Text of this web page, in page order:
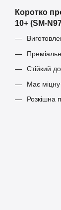
Коротко
10+ (SM-
Стійкий
Має міцну
Розкішна